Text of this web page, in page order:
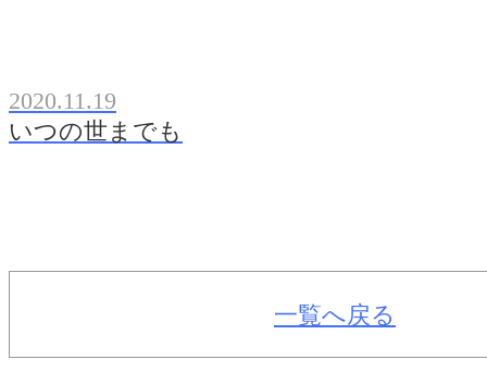
2020.11.19
いつの世までも
一覧へ戻る